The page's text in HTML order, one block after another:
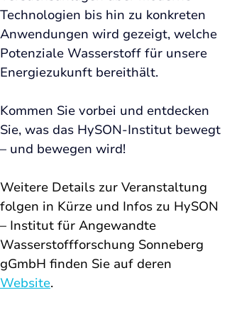
Technologien bis hin zu konkreten
Anwendungen wird gezeigt, welche
Potenziale Wasserstoff für unsere
Energiezukunft bereithält.
Kommen Sie vorbei und entdecken
Sie, was das HySON-Institut bewegt
– und bewegen wird!
Weitere Details zur Veranstaltung
folgen in Kürze und Infos zu HySON
– Institut für Angewandte
Wasserstoffforschung Sonneberg
gGmbH finden Sie auf deren
Website.